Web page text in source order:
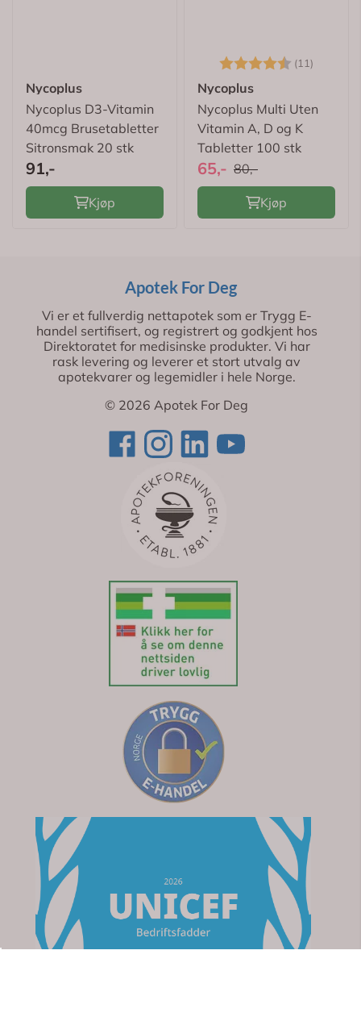
Nycoplus
Nycoplus D3-Vitamin
40mcg Brusetabletter
Sitronsmak 20 stk
91,-
Kjøp
Karakter: (11)
Nycoplus
Nycoplus Multi Uten
Vitamin A, D og K
Tabletter 100 stk
65,- 80,-
Kjøp
Apotek For Deg
Vi er et fullverdig nettapotek som er Trygg E-
handel sertifisert, og registrert og godkjent hos
Direktoratet for medisinske produkter. Vi har
rask levering og leverer et stort utvalg av
apotekvarer og legemidler i hele Norge.
© 2026 Apotek For Deg